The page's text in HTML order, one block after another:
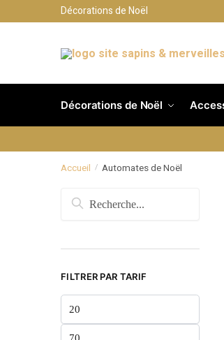
Décorations de Noël
Décorations de Noël
Accueil / Automates de Noël
FILTRER PAR TARIF